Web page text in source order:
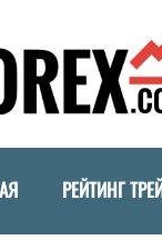
РЕЙТИНГ